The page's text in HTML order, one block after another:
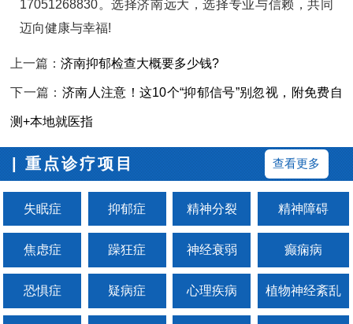
17051268830。选择济南远大，选择专业与信赖，共同
迈向健康与幸福!
上一篇：济南抑郁检查大概要多少钱?
下一篇： 济南人注意！这10个“抑郁信号”别忽视，附免费自
测+本地就医指
| 重点诊疗项目 查看更多
失眠症 抑郁症 精神分裂 精神障碍
焦虑症 躁狂症 神经衰弱 癫痫病
恐惧症 疑病症 心理疾病 植物神经紊乱